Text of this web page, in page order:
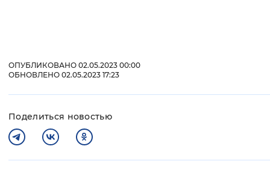
ОПУБЛИКОВАНО 02.05.2023 00:00
ОБНОВЛЕНО 02.05.2023 17:23
Поделиться новостью